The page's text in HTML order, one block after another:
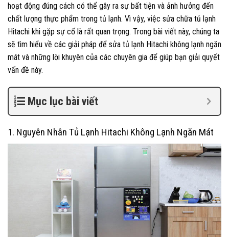
hoạt động đúng cách có thể gây ra sự bất tiện và ảnh hưởng đến
chất lượng thực phẩm trong tủ lạnh. Vì vậy, việc sửa chữa tủ lạnh
Hitachi khi gặp sự cố là rất quan trọng. Trong bài viết này, chúng ta
sẽ tìm hiểu về các giải pháp để sửa tủ lạnh Hitachi không lạnh ngăn
mát và những lời khuyên của các chuyên gia để giúp bạn giải quyết
vấn đề này.
Mục lục bài viết
1. Nguyên Nhân Tủ Lạnh Hitachi Không Lạnh Ngăn Mát